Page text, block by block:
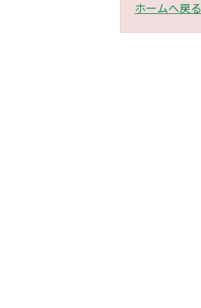
ホームへ戻る